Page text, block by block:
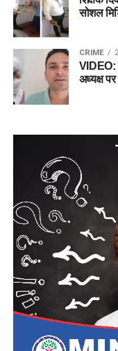
सोशल
CRIME
VIDEO:
अध्यक्ष